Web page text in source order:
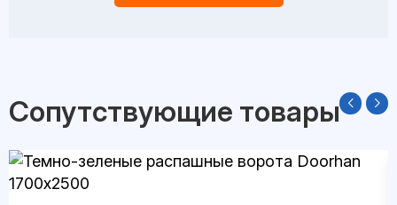
Сопутствующие товары